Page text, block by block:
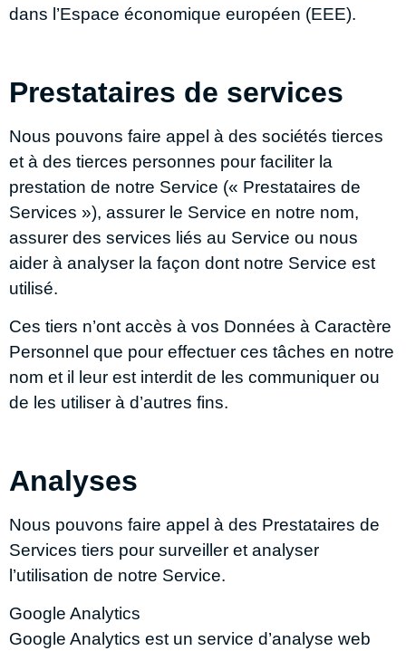
dans l’Espace économique européen (EEE).
Prestataires de services
Nous pouvons faire appel à des sociétés tierces
et à des tierces personnes pour faciliter la
prestation de notre Service (« Prestataires de
Services »), assurer le Service en notre nom,
assurer des services liés au Service ou nous
aider à analyser la façon dont notre Service est
utilisé.
Ces tiers n’ont accès à vos Données à Caractère
Personnel que pour effectuer ces tâches en notre
nom et il leur est interdit de les communiquer ou
de les utiliser à d’autres fins.
Analyses
Nous pouvons faire appel à des Prestataires de
Services tiers pour surveiller et analyser
l’utilisation de notre Service.
Google Analytics
Google Analytics est un service d’analyse web